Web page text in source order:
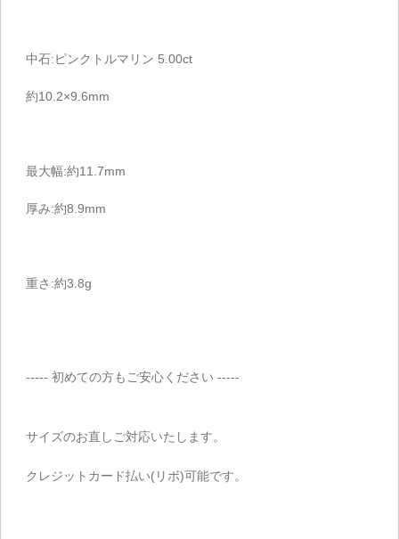
中石:ピンクトルマリン 5.00ct
約10.2×9.6mm
最大幅:約11.7mm
厚み:約8.9mm
重さ:約3.8g
----- 初めての方もご安心ください -----
サイズのお直しご対応いたします。
クレジットカード払い(リボ)可能です。